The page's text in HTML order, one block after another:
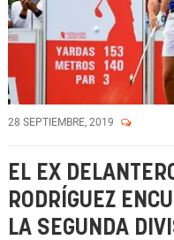
28 SEPTIEMBRE, 2019
EL EX
RODRÍGUEZ
LA SEGUNDA